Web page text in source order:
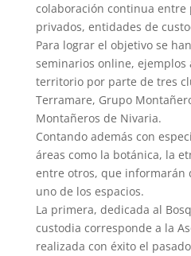
colaboración continua
privados, entidades de
Para lograr el objetivo se
seminarios online, ejemplos
territorio por parte de tres
Terramare, Grupo
Montañeros de Nivaria.
Contando además con
áreas como la botánica, la
entre otros, que informarán
uno de los espacios.
La primera, dedicada al
custodia corresponde a la
realizada con éxito el